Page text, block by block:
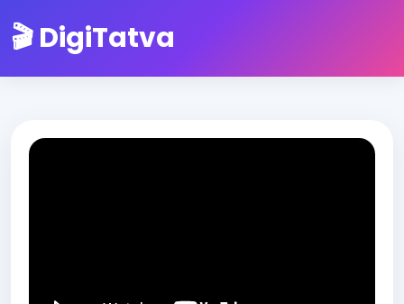
🎬 DigiTatva